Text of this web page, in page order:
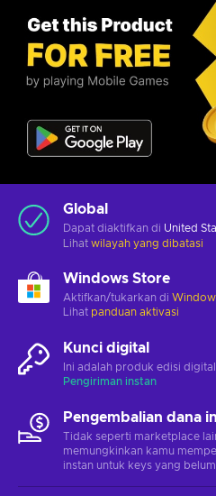
Global
Dapat diaktifkan di United
Lihat wilayah yang dibatasi
Windows Store
Aktifkan/tukarkan di
Lihat panduan aktivasi
Kunci digital
Ini adalah produk edisi digital
Pengiriman instan
Pengembalian dana
Tidak seperti marketplace
memungkinkan kamu
instan untuk keys yang